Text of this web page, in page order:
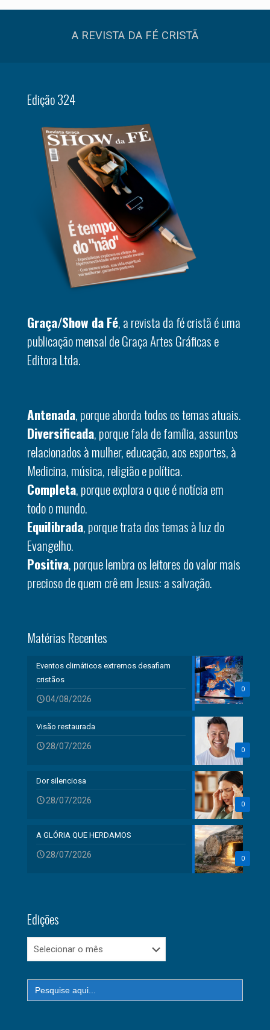
A REVISTA DA FÉ CRISTÃ
Edição 324
Graça/Show da Fé, a revista da fé cristã é uma
publicação mensal de Graça Artes Gráficas e
Editora Ltda.
Antenada, porque aborda todos os temas atuais.
Diversificada, porque fala de família, assuntos
relacionados à mulher, educação, aos esportes, à
Medicina, música, religião e política.
Completa, porque explora o que é notícia em
todo o mundo.
Equilibrada, porque trata dos temas à luz do
Evangelho.
Positiva, porque lembra os leitores do valor mais
precioso de quem crê em Jesus: a salvação.
Matérias Recentes
0
Eventos climáticos extremos desafiam
cristãos
04/08/2026
0
Visão restaurada
28/07/2026
0
Dor silenciosa
28/07/2026
0
A GLÓRIA QUE HERDAMOS
28/07/2026
Edições
Edições
Search
for: